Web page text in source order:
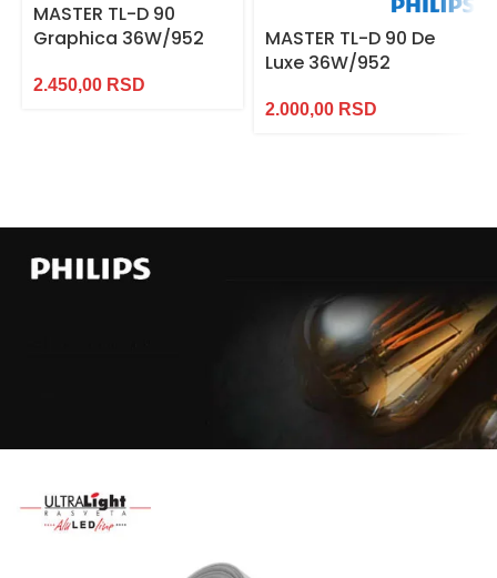
MASTER TL-D 90
Graphica 36W/952
2.450,00 RSD
MASTER TL-D 90 De
Luxe 36W/952
2.000,00 RSD
Najveći
izbor